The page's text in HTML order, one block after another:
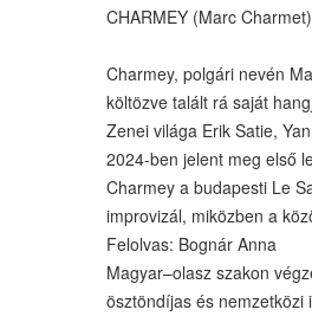
CHARMEY (Marc Charmet)
Charmey, polgári nevén
költözve talált rá saját
Zenei világa Erik Satie,
2024-ben jelent meg első
Charmey a budapesti Le
improvizál, miközben a
Felolvas: Bognár Anna
Magyar–olasz szakon
ösztöndíjas és